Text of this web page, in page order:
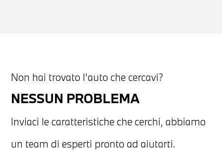
Non hai trovato l'auto che cercavi?
NESSUN PROBLEMA
Inviaci le caratteristiche che cerchi, abbiamo
un team di esperti pronto ad aiutarti.